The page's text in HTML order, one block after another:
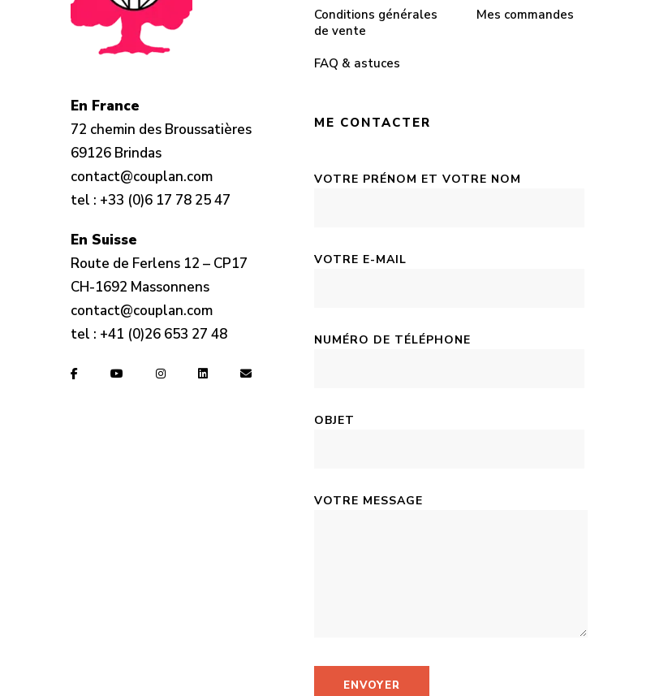
En France
72 chemin des Broussatières
69126 Brindas
contact@couplan.com
tel : +33 (0)6 17 78 25 47
En Suisse
Route de Ferlens 12 – CP17
CH-1692 Massonnens
contact@couplan.com
tel : +41 (0)26 653 27 48
Conditions générales
de vente
FAQ & astuces
ME CONTACTER
VOTRE PRÉNOM ET VOTRE NOM
VOTRE E-MAIL
NUMÉRO DE TÉLÉPHONE
OBJET
VOTRE MESSAGE
Mes commandes